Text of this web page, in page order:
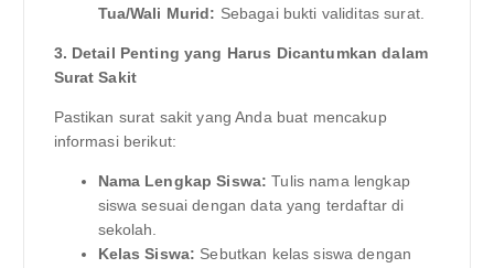
Tua/Wali Murid: Sebagai bukti validitas surat.
3. Detail Penting yang Harus Dicantumkan dalam
Surat Sakit
Pastikan surat sakit yang Anda buat mencakup
informasi berikut:
Nama Lengkap Siswa: Tulis nama lengkap
siswa sesuai dengan data yang terdaftar di
sekolah.
Kelas Siswa: Sebutkan kelas siswa dengan